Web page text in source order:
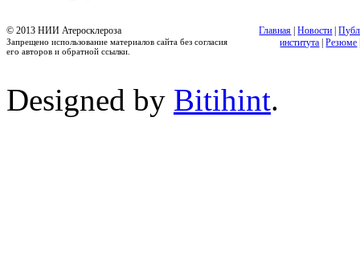
© 2013 НИИ Атеросклероза
Запрещено использование материалов сайта без согласия
его авторов и обратной ссылки.
Главная |Новости |
института |Резюме
Designed by Bitihint.